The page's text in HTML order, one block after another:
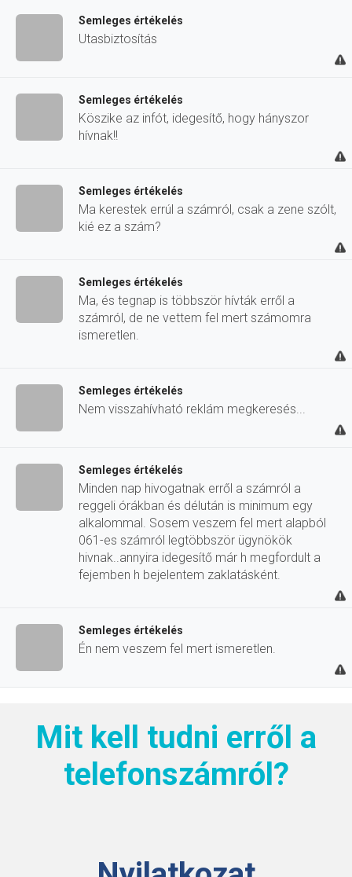
Semleges értékelés
Utasbiztosítás
Semleges értékelés
Köszike az infót, idegesítő, hogy hányszor
hívnak!!
Semleges értékelés
Ma kerestek errúl a számról, csak a zene szólt,
kié ez a szám?
Semleges értékelés
Ma, és tegnap is többször hívták erről a
számról, de ne vettem fel mert számomra
ismeretlen.
Semleges értékelés
Nem visszahívható reklám megkeresés...
Semleges értékelés
Minden nap hivogatnak erről a számról a
reggeli órákban és délután is minimum egy
alkalommal. Sosem veszem fel mert alapból
061-es számról legtöbbször ügynökök
hivnak..annyira idegesítő már h megfordult a
fejemben h bejelentem zaklatásként.
Semleges értékelés
Én nem veszem fel mert ismeretlen.
Mit kell tudni erről a
telefonszámról?